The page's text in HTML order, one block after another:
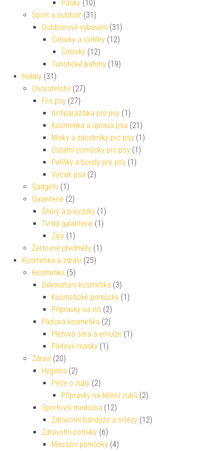
Pásky (10)
Sport a outdoor (31)
Outdoorové vybavení (31)
Čelovky a svítilny (12)
Čelovky (12)
Turistické batohy (19)
Hobby (31)
Chovatelství (27)
Pro psy (27)
Antiparazitika pro psy (1)
Kosmetika a úprava psa (21)
Misky a zásobníky pro psy (1)
Ostatní pomůcky pro psy (1)
Pelíšky a boudy pro psy (1)
Výcvik psa (2)
Gadgets (1)
Galanterie (2)
Šňůry a provázky (1)
Tvrdá galanterie (1)
Zipy (1)
Žertovné předměty (1)
Kosmetika a zdraví (25)
Kosmetika (5)
Dekorativní kosmetika (3)
Kosmetické pomůcky (1)
Přípravky na oči (2)
Pleťová kosmetika (2)
Pleťová séra a emulze (1)
Pleťové masky (1)
Zdraví (20)
Hygiena (2)
Péče o zuby (2)
Přípravky na bělení zubů (2)
Sportovní medicína (12)
Zdravotní bandáže a ortézy (12)
Zdravotní potřeby (6)
Masážní pomůcky (4)